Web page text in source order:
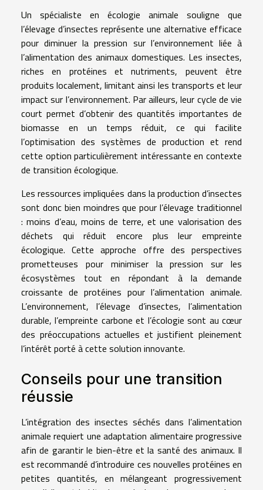
Un spécialiste en écologie animale souligne que
l’élevage d’insectes représente une alternative efficace
pour diminuer la pression sur l’environnement liée à
l’alimentation des animaux domestiques. Les insectes,
riches en protéines et nutriments, peuvent être
produits localement, limitant ainsi les transports et leur
impact sur l’environnement. Par ailleurs, leur cycle de vie
court permet d’obtenir des quantités importantes de
biomasse en un temps réduit, ce qui facilite
l’optimisation des systèmes de production et rend
cette option particulièrement intéressante en contexte
de transition écologique.
Les ressources impliquées dans la production d’insectes
sont donc bien moindres que pour l’élevage traditionnel
: moins d’eau, moins de terre, et une valorisation des
déchets qui réduit encore plus leur empreinte
écologique. Cette approche offre des perspectives
prometteuses pour minimiser la pression sur les
écosystèmes tout en répondant à la demande
croissante de protéines pour l’alimentation animale.
L’environnement, l’élevage d’insectes, l’alimentation
durable, l’empreinte carbone et l’écologie sont au cœur
des préoccupations actuelles et justifient pleinement
l’intérêt porté à cette solution innovante.
Conseils pour une transition
réussie
L’intégration des insectes séchés dans l’alimentation
animale requiert une adaptation alimentaire progressive
afin de garantir le bien-être et la santé des animaux. Il
est recommandé d’introduire ces nouvelles protéines en
petites quantités, en mélangeant progressivement